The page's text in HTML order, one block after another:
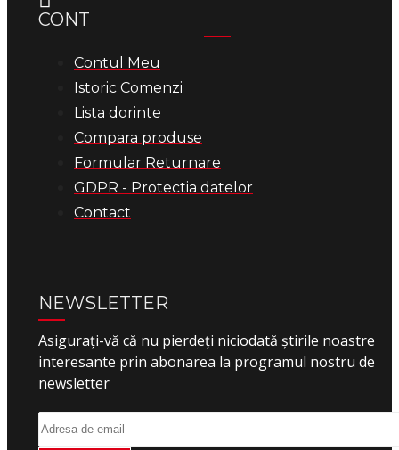
CONT
Contul Meu
Istoric Comenzi
Lista dorinte
Compara produse
Formular Returnare
GDPR - Protectia datelor
Contact
NEWSLETTER
Asigurați-vă că nu pierdeți niciodată știrile noastre
interesante prin abonarea la programul nostru de
newsletter